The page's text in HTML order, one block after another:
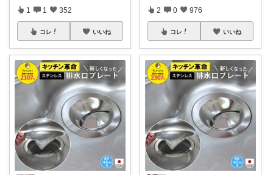
1 1 352
コレ いいね
2 0 976
コレ いいね